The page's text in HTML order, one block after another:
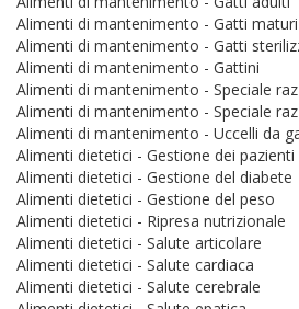
Alimenti di mantenimento - Gatti
Alimenti di mantenimento - Gatti
Alimenti di mantenimento - Gattini
Alimenti di mantenimento - Speciale
Alimenti di mantenimento - Speciale
Alimenti di mantenimento - Uccelli da
Alimenti dietetici - Gestione dei
Alimenti dietetici - Gestione del diabete
Alimenti dietetici - Gestione del peso
Alimenti dietetici - Ripresa nutrizionale
Alimenti dietetici - Salute articolare
Alimenti dietetici - Salute cardiaca
Alimenti dietetici - Salute cerebrale